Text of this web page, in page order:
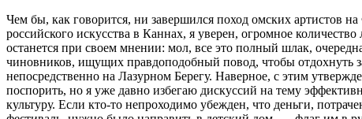
Чем бы, как говорится, ни завершился поход омских артистов на
российского искусства в Каннах, я уверен, огромное
останется при своем мнении: мол, все это полный шлак,
чиновников, ищущих правдоподобный повод, чтобы отдохнуть
непосредственно на Лазурном Берегу. Наверное, с этим
поспорить, но я уже давно избегаю дискуссий на тему
культуру. Если кто-то непроходимо убежден, что деньги,